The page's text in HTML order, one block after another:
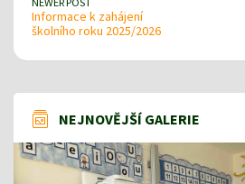
Informace k zahájení
školního roku 2025/2026
NEJNOVĚJŠÍ GALERIE